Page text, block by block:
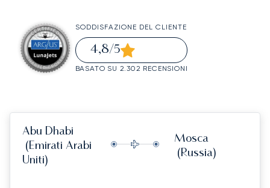
SODDISFAZIONE DEL CLIENTE
4,8/5
BASATO SU 2.302 RECENSIONI
Abu Dhabi
(Emirati Arabi
Uniti)
Mosca
(Russia)